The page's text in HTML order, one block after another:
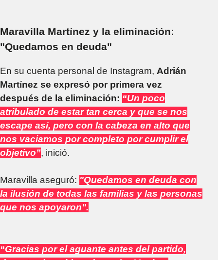
Maravilla Martínez y la eliminación:
"Quedamos en deuda"
En su cuenta personal de Instagram, Adrián
Martínez se expresó por primera vez
después de la eliminación: “Un poco
atribulado de estar tan cerca y que se nos
escape así, pero con la cabeza en alto que
nos vaciamos por completo por cumplir el
objetivo”, inició.
Maravilla aseguró: "Quedamos en deuda con
la ilusión de todas las familias y las personas
que nos apoyaron".
“Gracias por el aguante antes del partido,